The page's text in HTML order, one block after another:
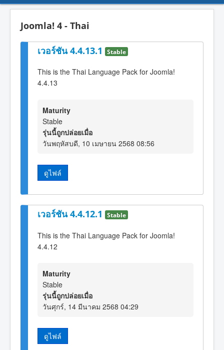
Joomla! 4 - Thai
เวอร์ชัน 4.4.13.1 Stable
This is the Thai Language Pack for Joomla!
4.4.13
Maturity
Stable
รุ่นนี้ถูกปล่อยเมื่อ
วันพฤหัสบดี, 10 เมษายน 2568 08:56
ดูไฟล์
เวอร์ชัน 4.4.12.1 Stable
This is the Thai Language Pack for Joomla!
4.4.12
Maturity
Stable
รุ่นนี้ถูกปล่อยเมื่อ
วันศุกร์, 14 มีนาคม 2568 04:29
ดูไฟล์